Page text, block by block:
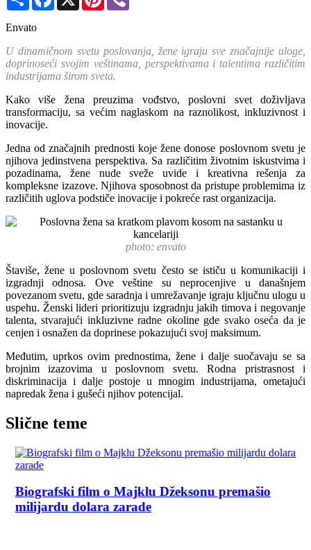
Envato
U dinamičnom svetu poslovanja, žene igraju sve značajnije uloge,
doprinoseći svojim veštinama, perspektivama i talentima različitim
industrijama širom sveta.
Kako više žena preuzima vođstvo, poslovni svet doživljava
transformaciju, sa većim naglaskom na raznolikost, inkluzivnost i
inovacije.
Jedna od značajnih prednosti koje žene donose poslovnom svetu je
njihova jedinstvena perspektiva. Sa različitim životnim iskustvima i
pozadinama, žene nude sveže uvide i kreativna rešenja za
kompleksne izazove. Njihova sposobnost da pristupe problemima iz
različitih uglova podstiče inovacije i pokreće rast organizacija.
photo: envato
Štaviše, žene u poslovnom svetu često se ističu u komunikaciji i
izgradnji odnosa. Ove veštine su neprocenjive u današnjem
povezanom svetu, gde saradnja i umrežavanje igraju ključnu ulogu u
uspehu. Ženski lideri prioritizuju izgradnju jakih timova i negovanje
talenta, stvarajući inkluzivne radne okoline gde svako oseća da je
cenjen i osnažen da doprinese pokazujući svoj maksimum.
Međutim, uprkos ovim prednostima, žene i dalje suočavaju se sa
brojnim izazovima u poslovnom svetu. Rodna pristrasnost i
diskriminacija i dalje postoje u mnogim industrijama, ometajući
napredak žena i gušeći njihov potencijal.
Slične teme
Biografski film o Majklu Džeksonu premašio
milijardu dolara zarade